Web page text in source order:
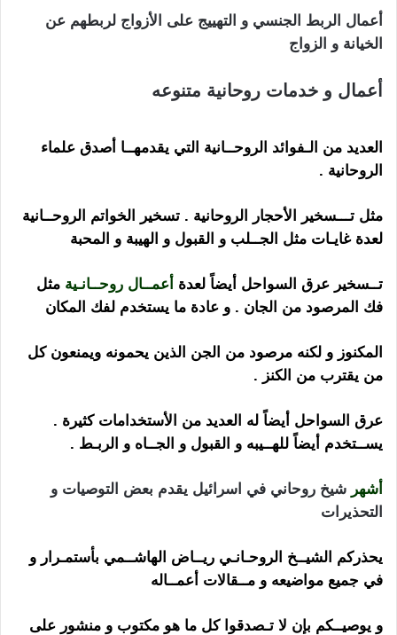
أعمال الربط الجنسي و التهييج على الأزواج لربطهم عن
الخيانة و الزواج
أعمال و خدمات روحانية متنوعه
العديد من الـفوائد الروحــانية التي يقدمهــا أصدق علماء
الروحانية .
مثل تـــسخير الأحجار الروحانية . تسخير الخواتم الروحــانية
لعدة غايـات مثل الجــلب و القبول و الهيبة و المحبة
تــسخير عرق السواحل أيضاً لعدة أعمــال روحــانـية مثل
فك المرصود من الجان . و عادة ما يستخدم لفك المكان
المكنوز و لكنه مرصود من الجن الذين يحمونه ويمنعون كل
من يقترب من الكنز .
عرق السواحل أيضاً له العديد من الأستخدامات كثيرة .
يســتخدم أيضاً للهــيبه و القبول و الجــاه و الربـط .
أشهر شيخ روحاني في اسرائيل يقدم بعض التوصيات و
التحذيرات
يحذركم الشيــخ الروحـانـي ريــاض الهاشــمي بأستمـرار و
في جميع مواضيعه و مــقالات أعمــاله
و يوصيــكم بإن لا تـصدقوا كل ما هو مكتوب و منشور على